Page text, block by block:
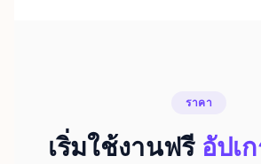
ราคา
เริ่มใช้งานฟรี อัปเ